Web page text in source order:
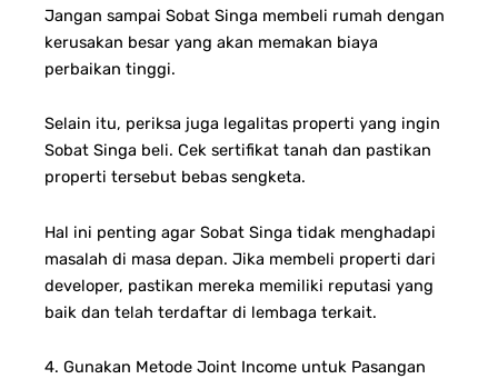
Jangan sampai Sobat Singa membeli rumah dengan
kerusakan besar yang akan memakan biaya
perbaikan tinggi.
Selain itu, periksa juga legalitas properti yang ingin
Sobat Singa beli. Cek sertifikat tanah dan pastikan
properti tersebut bebas sengketa.
Hal ini penting agar Sobat Singa tidak menghadapi
masalah di masa depan. Jika membeli properti dari
developer, pastikan mereka memiliki reputasi yang
baik dan telah terdaftar di lembaga terkait.
4. Gunakan Metode Joint Income untuk Pasangan